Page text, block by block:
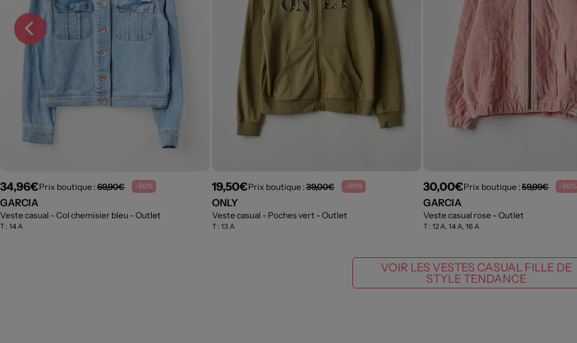
34,96€Prix boutique : 69,90€ -50%
GARCIA
Veste casual - Col chemisier bleu - Outlet
T : 14 A
19,50€Prix boutique :39,00€ -50%
ONLY
Veste casual - Poches vert - Outlet
T : 13 A
30,00€Prix boutique :59,99€ -50%
GARCIA
Veste casual rose - Outlet
T :12 A, 14 A, 16 A
VOIR LES VESTES CASUAL FILLE DE
STYLE TENDANCE